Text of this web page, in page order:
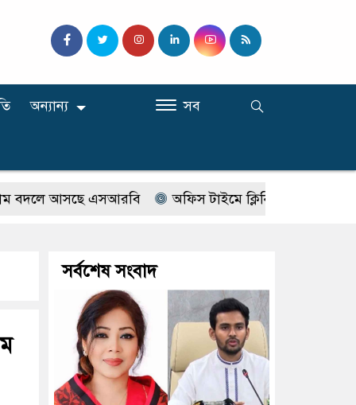
অন্যান্য সব
আসছে এসআরবি অফিস টাইমে ক্লিনিকে রোগী দেখছিলেন
সর্বশেষ সংবাদ